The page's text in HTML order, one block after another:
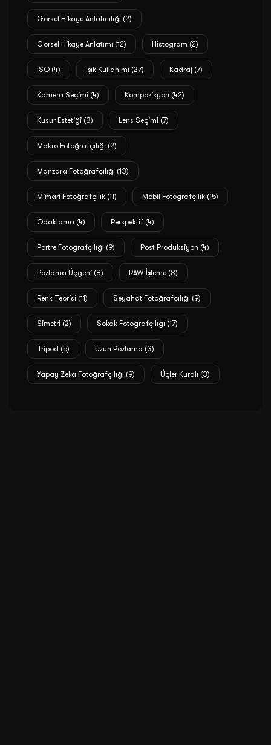
Görsel Hikaye Anlatıcılığı (2)
Görsel Hikaye Anlatımı (12) Histogram (2)
ISO (4) Işık Kullanımı (27) Kadraj (7)
Kamera Seçimi (4) Kompozisyon (42)
Kusur Estetiği (3) Lens Seçimi (7)
Makro Fotoğrafçılığı (2)
Manzara Fotoğrafçılığı (13)
Mimari Fotoğrafçılık (11) Mobil Fotoğrafçılık (15)
Odaklama (4) Perspektif (4)
Portre Fotoğrafçılığı (9) Post Prodüksiyon (4)
Pozlama Üçgeni (8) RAW İşleme (3)
Renk Teorisi (11) Seyahat Fotoğrafçılığı (9)
Simetri (2) Sokak Fotoğrafçılığı (17)
Tripod (5) Uzun Pozlama (3)
Yapay Zeka Fotoğrafçılığı (9) Üçler Kuralı (3)